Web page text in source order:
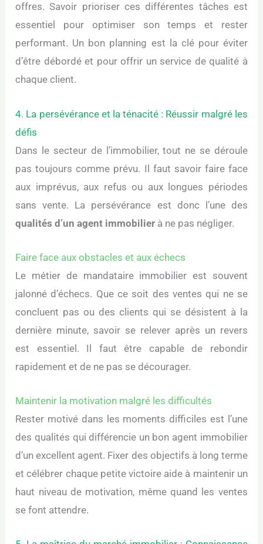
offres. Savoir prioriser ces différentes tâches est
essentiel pour optimiser son temps et rester
performant. Un bon planning est la clé pour éviter
d’être débordé et pour offrir un service de qualité à
chaque client.
4. La persévérance et la ténacité : Réussir malgré les
défis
Dans le secteur de l’immobilier, tout ne se déroule
pas toujours comme prévu. Il faut savoir faire face
aux imprévus, aux refus ou aux longues périodes
sans vente. La persévérance est donc l’une des
qualités d’un agent immobilier à ne pas négliger.
Faire face aux obstacles et aux échecs
Le métier de mandataire immobilier est souvent
jalonné d’échecs. Que ce soit des ventes qui ne se
concluent pas ou des clients qui se désistent à la
dernière minute, savoir se relever après un revers
est essentiel. Il faut être capable de rebondir
rapidement et de ne pas se décourager.
Maintenir la motivation malgré les difficultés
Rester motivé dans les moments difficiles est l’une
des qualités qui différencie un bon agent immobilier
d’un excellent agent. Fixer des objectifs à long terme
et célébrer chaque petite victoire aide à maintenir un
haut niveau de motivation, même quand les ventes
se font attendre.